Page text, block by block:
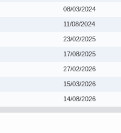
08/03/2024
11/08/2024
23/02/2025
17/08/2025
27/02/2026
15/03/2026
14/08/2026